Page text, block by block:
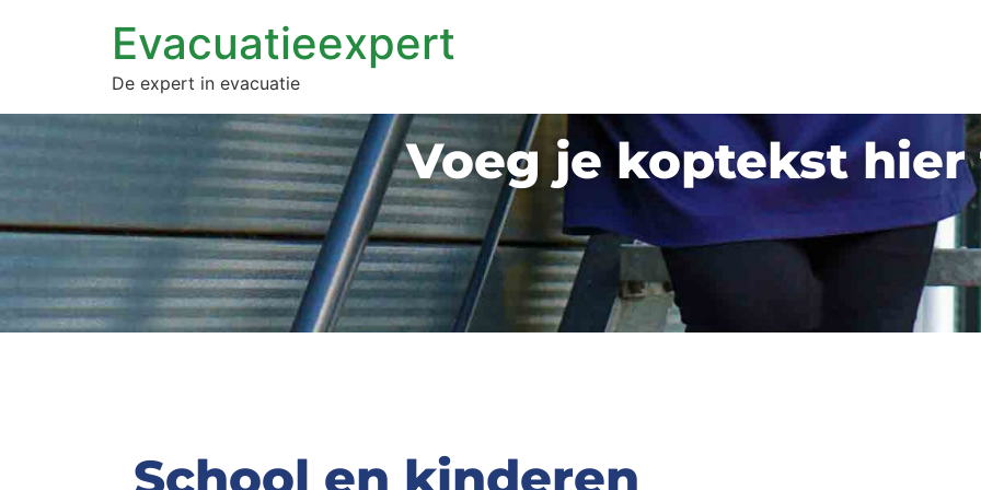
Evacuatieexpert
De expert in evacuatie
Voeg je koptekst hier
School en kinderen